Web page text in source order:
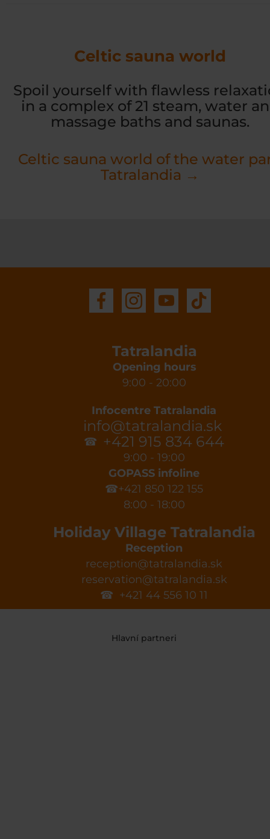
Celtic sauna world
Spoil yourself with flawless
in a complex of 21 steam, water
massage baths and saunas.
Celtic sauna world of the water
Tatralandia →
Tatralandia
Opening hours
9:00 - 20:00
Infocentre Tatralandia
info@tatralandia.sk
☎ +421 915 834 644
9:00 - 19:00
GOPASS infoline
☎+421 850 122 155
8:00 - 18:00
Holiday Village Tatralandia
Reception
reception@tatralandia.sk
reservation@tatralandia.sk
☎ +421 44 556 10 11
Hlavní partneri